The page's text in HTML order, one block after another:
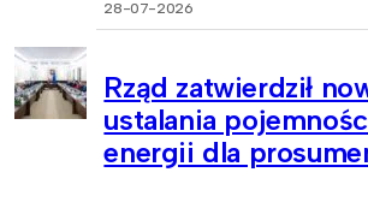
28-07-2026
Rząd zatwierdził
ustalania
energii dla